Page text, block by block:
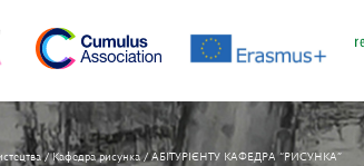
/Кафедра рисунка/АБІТУРІЄНТУ КАФЕДРА “РИСУНКА”